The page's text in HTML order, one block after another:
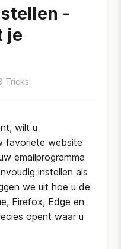
-
je
Tricks
wilt u
favoriete website
emailprogramma
instellen als
we uit hoe u de
Firefox, Edge en
opent waar u